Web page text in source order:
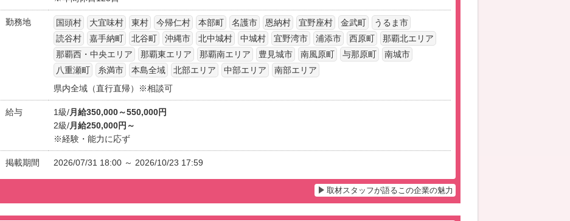
勤務地 国頭村 大宜味村 東村 今帰仁村 本部町 名護市 恩納村 宜野座村 金武町
うるま市
読谷村
嘉手納町 北谷町 沖縄市 北中城村 中城村 宜野湾市 浦添市 西原町
那覇北エリア
那覇西・中央エリア
那覇東エリア 那覇南エリア 豊見城市 南風原町 与那原町
南城市
八重瀬町
糸満市 本島全域 北部エリア 中部エリア
南部エリア
県内全域（直行直帰）※相談可
給与 1級/月給350,000～550,000円
2級/月給250,000円～
※経験・能力に応ず
掲載期間 2026/07/31 18:00 ～ 2026/10/23 17:59
取材スタッフが語るこの企業の魅力